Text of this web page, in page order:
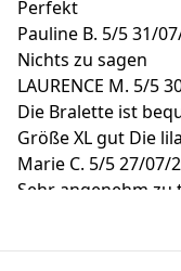
Perfekt
Pauline B. 5/531/
Nichts zu sagen
LAURENCE M. 5/5
Die Bralette ist
Größe XL gut Die
Marie C. 5/527/07/
Sehr angenehm